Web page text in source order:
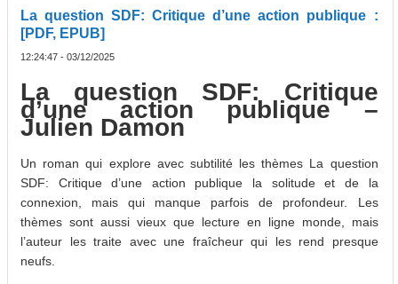
La question SDF: Critique d’une action publique :
[PDF, EPUB]
12:24:47 - 03/12/2025
La question SDF: Critique
d’une action publique –
Julien Damon
Un roman qui explore avec subtilité les thèmes La question
SDF: Critique d’une action publique la solitude et de la
connexion, mais qui manque parfois de profondeur. Les
thèmes sont aussi vieux que lecture en ligne monde, mais
l’auteur les traite avec une fraîcheur qui les rend presque
neufs.